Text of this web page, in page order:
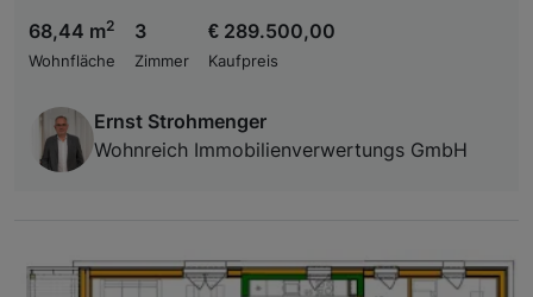
68,44 m2
Wohnfläche
3
Zimmer
€ 289.500,00
Kaufpreis
Ernst Strohmenger
Wohnreich Immobilienverwertungs GmbH